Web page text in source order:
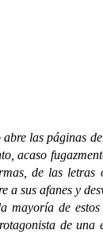
las páginas de
acaso
de las letras
a sus afanes y
mayoría de
de